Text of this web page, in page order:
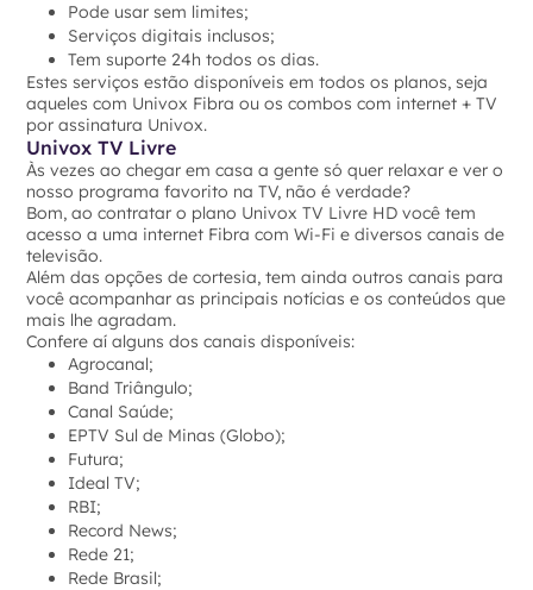
Pode usar sem limites;
Serviços digitais inclusos;
Tem suporte 24h todos os dias.
Estes serviços estão disponíveis em todos os planos, seja
aqueles com Univox Fibra ou os combos com internet + TV
por assinatura Univox.
Univox TV Livre
Às vezes ao chegar em casa a gente só quer relaxar e ver o
nosso programa favorito na TV, não é verdade?
Bom, ao contratar o plano Univox TV Livre HD você tem
acesso a uma internet Fibra com Wi-Fi e diversos canais de
televisão.
Além das opções de cortesia, tem ainda outros canais para
você acompanhar as principais notícias e os conteúdos que
mais lhe agradam.
Confere aí alguns dos canais disponíveis:
Agrocanal;
Band Triângulo;
Canal Saúde;
EPTV Sul de Minas (Globo);
Futura;
Ideal TV;
RBI;
Record News;
Rede 21;
Rede Brasil;